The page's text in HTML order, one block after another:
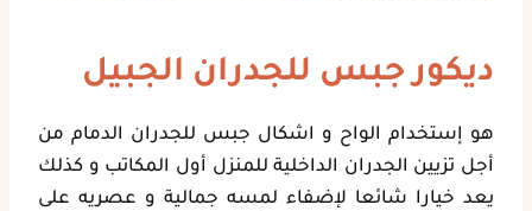
ديكور جبس للجدران الجبيل
هو إستخدام الواح و اشكال جبس للجدران الدمام من
أجل تزيين الجدران الداخلية للمنزل أول المكاتب و كذلك
يعد خيارا شائعا لإضفاء لمسه جمالية و عصريه على